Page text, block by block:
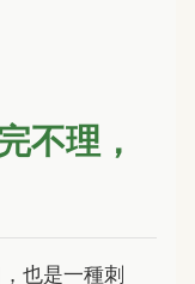
不理，
也是一種刺